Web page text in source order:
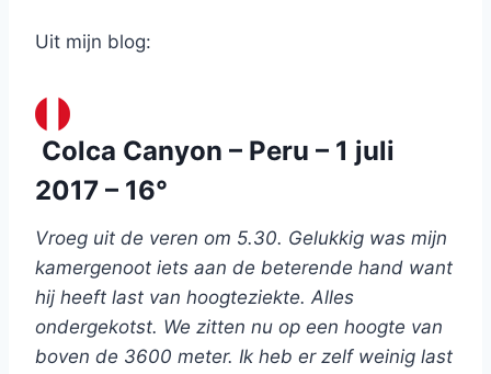
Uit mijn blog:
Colca Canyon – Peru – 1 juli
2017 – 16°
Vroeg uit de veren om 5.30. Gelukkig was mijn
kamergenoot iets aan de beterende hand want
hij heeft last van hoogteziekte. Alles
ondergekotst. We zitten nu op een hoogte van
boven de 3600 meter. Ik heb er zelf weinig last